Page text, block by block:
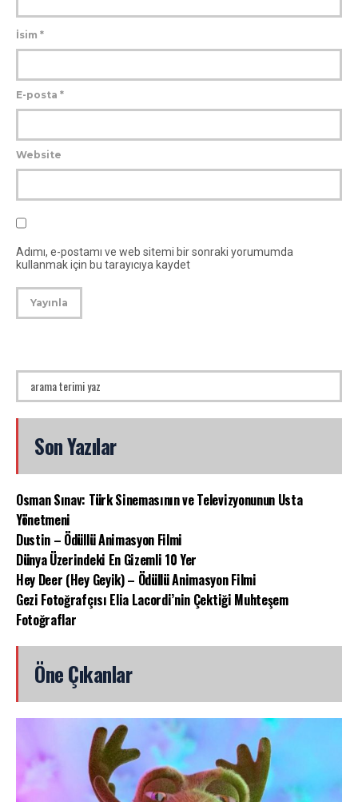
İsim *
E-posta *
Website
Adımı, e-postamı ve web sitemi bir sonraki yorumumda
kullanmak için bu tarayıcıya kaydet
Son Yazılar
Osman Sınav: Türk Sinemasının ve Televizyonunun Usta
Yönetmeni
Dustin – Ödüllü Animasyon Filmi
Dünya Üzerindeki En Gizemli 10 Yer
Hey Deer (Hey Geyik) – Ödüllü Animasyon Filmi
Gezi Fotoğrafçısı Elia Lacordi’nin Çektiği Muhteşem
Fotoğraflar
Öne Çıkanlar